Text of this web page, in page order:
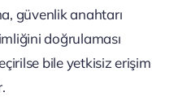
güvenlik anahtarı
doğrulaması
bile yetkisiz erişim